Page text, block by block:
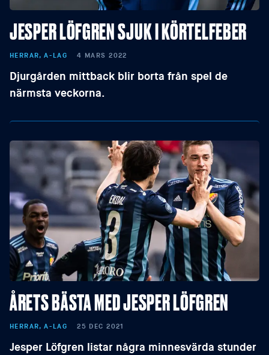
JESPER LÖFGREN SJUK I KÖRTELFEBER
HERRAR, A-LAG 4 MARS 2022
Djurgården mittback blir borta från spel de
närmsta veckorna.
ÅRETS BÄSTA MED JESPER LÖFGREN
HERRAR, A-LAG 25 DEC 2021
Jesper Löfgren listar några minnesvärda stunder